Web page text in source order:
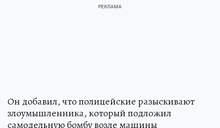
Он добавил, что полицейские разыскивают